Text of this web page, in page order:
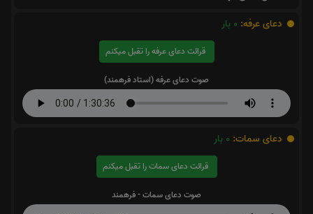
دعای عرفه: 0 بار
قرائت دعای عرفه را تقبل میکنم
صوت دعای عرفه (استاد فرهمند)
دعای سمات: 0 بار
قرائت دعای سمات را تقبل میکنم
صوت دعای سمات - فرهمند